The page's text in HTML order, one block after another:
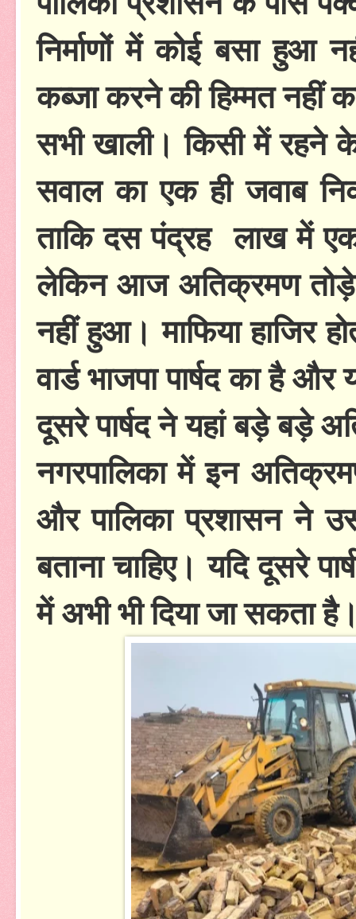
निर्माणों में कोई बसा हुआ
कब्जा करने की हिम्मत
सभी खाली। किसी में रहने
सवाल का एक ही जवाब
ताकि दस पंद्रह लाख में
लेकिन आज अतिक्रमण तोड़े
नहीं हुआ। माफिया हाजिर
वार्ड भाजपा पार्षद का है
दूसरे पार्षद ने यहां बड़े बड़े
नगरपालिका में इन
और पालिका प्रशासन ने उस
बताना चाहिए। यदि दूसरे
में अभी भी दिया जा सकता